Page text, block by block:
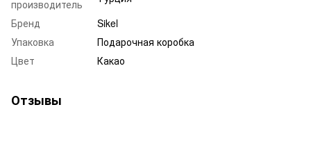
производитель
Бренд
Sikel
Упаковка
Подарочная коробка
Цвет
Какао
Отзывы